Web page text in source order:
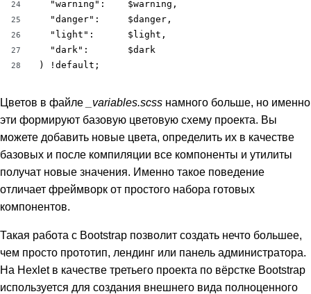
24
25
26
27
28
  "warning":    $warning,
  "danger":     $danger,
  "light":      $light,
  "dark":       $dark
) !default;
Цветов в файле _variables.scss намного больше, но именно
эти формируют базовую цветовую схему проекта. Вы
можете добавить новые цвета, определить их в качестве
базовых и после компиляции все компоненты и утилиты
получат новые значения. Именно такое поведение
отличает фреймворк от простого набора готовых
компонентов.
Такая работа с Bootstrap позволит создать нечто большее,
чем просто прототип, лендинг или панель администратора.
На Hexlet в качестве третьего проекта по вёрстке Bootstrap
используется для создания внешнего вида полноценного